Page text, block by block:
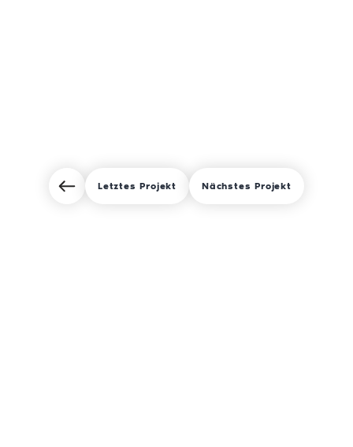
Letztes Projekt Nächstes Projekt